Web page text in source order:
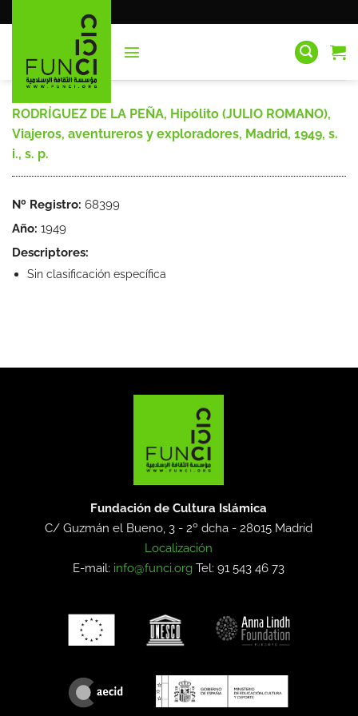
al
RODRÍGUEZ DE LA PEÑA, Hipólito (JULIO ROMANO),
Viajeros, aventureros y exploradores, Madrid, 1949, s.
i., s. p.
Nº Registro: 68399
Año: 1949
Descriptores:
Sin clasificación específica
Fundación de Cultura Islámica
C/ Guzmán el Bueno, 3 - 2º dcha -28015 Madrid
Localización
E-mail: info@funci.org Tel: 91 543 46 73